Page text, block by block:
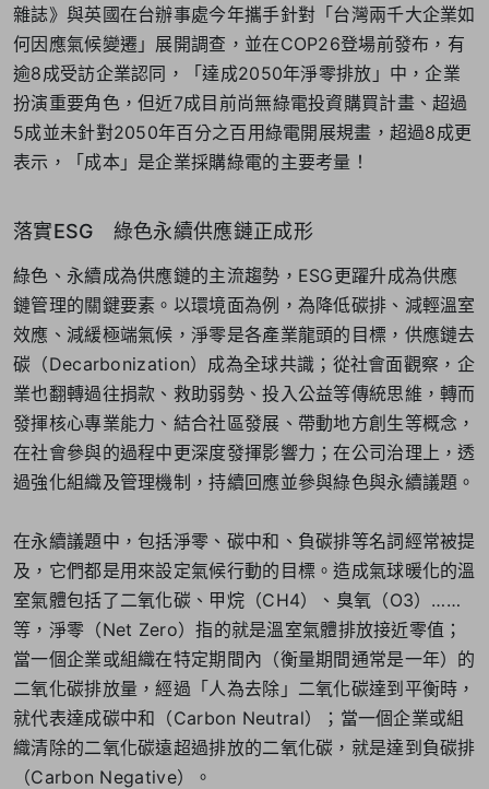
雜誌》與英國在台辦事處今年攜手針對「台灣兩千大企業如
何因應氣候變遷」展開調查，並在COP26登場前發布，有
逾8成受訪企業認同，「達成2050年淨零排放」中，企業
扮演重要角色，但近7成目前尚無綠電投資購買計畫、超過
5成並未針對2050年百分之百用綠電開展規畫，超過8成更
表示，「成本」是企業採購綠電的主要考量！
落實ESG 綠色永續供應鏈正成形
綠色、永續成為供應鏈的主流趨勢，ESG更躍升成為供應
鏈管理的關鍵要素。以環境面為例，為降低碳排、減輕溫室
效應、減緩極端氣候，淨零是各產業龍頭的目標，供應鏈去
碳（Decarbonization）成為全球共識；從社會面觀察，企
業也翻轉過往捐款、救助弱勢、投入公益等傳統思維，轉而
發揮核心專業能力、結合社區發展、帶動地方創生等概念，
在社會參與的過程中更深度發揮影響力；在公司治理上，透
過強化組織及管理機制，持續回應並參與綠色與永續議題。
在永續議題中，包括淨零、碳中和、負碳排等名詞經常被提
及，它們都是用來設定氣候行動的目標。造成氣球暖化的溫
室氣體包括了二氧化碳、甲烷（CH4）、臭氧（O3）……
等，淨零（Net Zero）指的就是溫室氣體排放接近零值；
當一個企業或組織在特定期間內（衡量期間通常是一年）的
二氧化碳排放量，經過「人為去除」二氧化碳達到平衡時，
就代表達成碳中和（Carbon Neutral）；當一個企業或組
織清除的二氧化碳遠超過排放的二氧化碳，就是達到負碳排
（Carbon Negative）。